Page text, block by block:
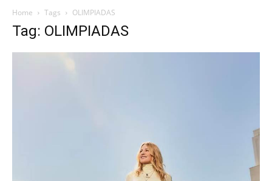
Home Tags OLIMPIADAS
Tag: OLIMPIADAS